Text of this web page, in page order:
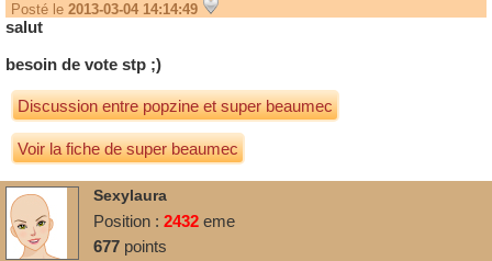
Posté le 2013-03-04 14:14:49
salut
besoin de vote stp ;)
Discussion entrepopzineetsuper beaumec
Voir la fiche de super beaumec
Sexylaura
Position : 2432 eme
677 points